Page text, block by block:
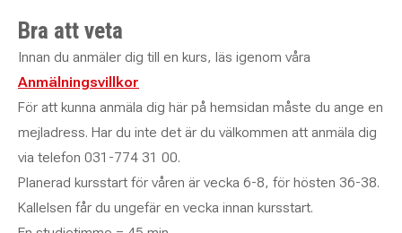
Bra att veta
Innan du anmäler dig till en kurs, läs igenom våra
Anmälningsvillkor
För att kunna anmäla dig här på hemsidan måste du ange en
mejladress. Har du inte det är du välkommen att anmäla dig
via telefon 031-774 31 00.
Planerad kursstart för våren är vecka 6-8, för hösten 36-38.
Kallelsen får du ungefär en vecka innan kursstart.